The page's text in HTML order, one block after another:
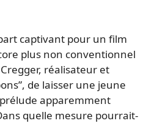
captivant pour un film
plus non conventionnel
réalisateur et
de laisser une jeune
apparemment
quelle mesure pourrait-